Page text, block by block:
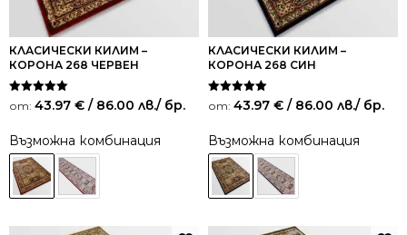
КЛАСИЧЕСКИ КИЛИМ –
КОРОНА 268 ЧЕРВЕН
Оценено на
5.00
от: 43.97 € / 86.00 лв./ бр.
Възможна комбинация
КЛАСИЧЕСКИ КИЛИМ –
КОРОНА 268 СИН
Оценено на
5.00
от: 43.97 € / 86.00 лв./ бр.
Възможна комбинация